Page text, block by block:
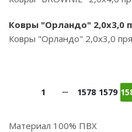
Ковры "Орландо" 2,0х3,0
Ковры "Орландо" 2,0х3,0
1 1578 1579
Материал 100% ПВХ